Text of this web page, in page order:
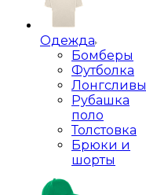
Одежда
Бомберы
Футболка
Лонгсливы
Рубашка
поло
Толстовка
Брюки и
шорты